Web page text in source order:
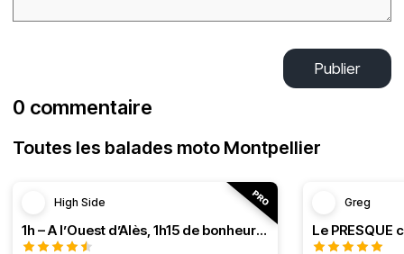
Publier
0 commentaire
Toutes les balades moto Montpellier
High Side
1h – A l’Ouest d’Alès, 1h15 de bonheur (HSRF23)
Greg